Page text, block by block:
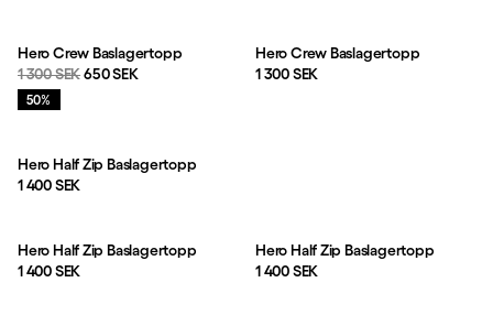
Hero Crew Baslagertopp
Originalpris:
1 300 SEKReapris:
650 SEK
Rea:
50%
Hero Crew Baslagertopp
Pris:
1 300 SEK
Hero Half Zip Baslagertopp
Pris:
1 400 SEK
Hero Half Zip Baslagertopp
Pris:
1 400 SEK
Hero Half Zip Baslagertopp
Pris:
1 400 SEK